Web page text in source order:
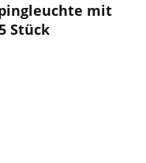
mit
Stück